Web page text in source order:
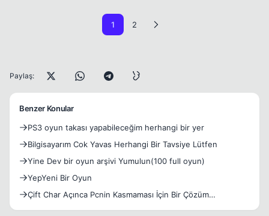
1 2
Paylaş:
Benzer Konular
PS3 oyun takası yapabileceğim herhangi bir yer
Bilgisayarım Cok Yavas Herhangi Bir Tavsiye Lütfen
Yine Dev bir oyun arşivi Yumulun(100 full oyun)
YepYeni Bir Oyun
Çift Char Açınca Pcnin Kasmaması İçin Bir Çözüm